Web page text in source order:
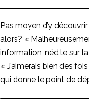
Pas moyen d’y
alors? «
information inédite sur la
« J’aimerais bien des
qui donne le point de